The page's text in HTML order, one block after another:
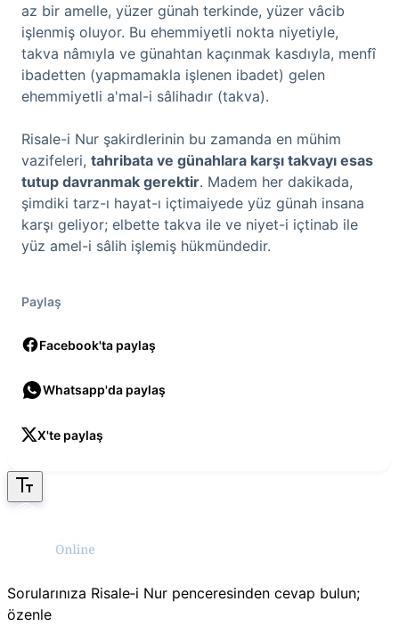
az bir amelle, yüzer günah terkinde, yüzer vâcib
işlenmiş oluyor. Bu ehemmiyetli nokta niyetiyle,
takva nâmıyla ve günahtan kaçınmak kasdıyla, menfî
ibadetten (yapmamakla işlenen ibadet) gelen
ehemmiyetli a'mal-i sâlihadır (takva).
Risale-i Nur şakirdlerinin bu zamanda en mühim
vazifeleri, tahribata ve günahlara karşı takvayı esas
tutup davranmak gerektir. Madem her dakikada,
şimdiki tarz-ı hayat-ı içtimaiyede yüz günah insana
karşı geliyor; elbette takva ile ve niyet-i içtinab ile
yüz amel-i sâlih işlemiş hükmündedir.
Paylaş
Facebook'ta paylaş
Whatsapp'da paylaş
X'te paylaş
Sorularınıza Risale‑i Nur penceresinden cevap bulun;
özenle